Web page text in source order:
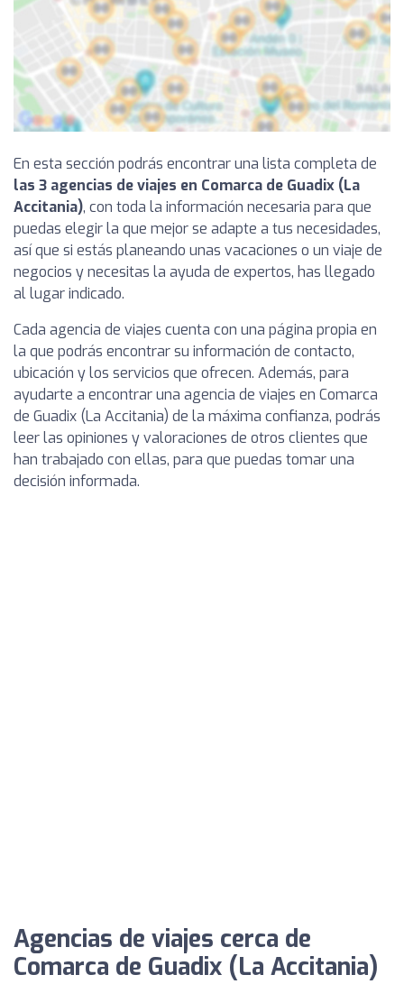
En esta sección podrás encontrar una lista completa de
las 3 agencias de viajes en Comarca de Guadix (La
Accitania), con toda la información necesaria para que
puedas elegir la que mejor se adapte a tus necesidades,
así que si estás planeando unas vacaciones o un viaje de
negocios y necesitas la ayuda de expertos, has llegado
al lugar indicado.
Cada agencia de viajes cuenta con una página propia en
la que podrás encontrar su información de contacto,
ubicación y los servicios que ofrecen. Además, para
ayudarte a encontrar una agencia de viajes en Comarca
de Guadix (La Accitania) de la máxima confianza, podrás
leer las opiniones y valoraciones de otros clientes que
han trabajado con ellas, para que puedas tomar una
decisión informada.
Agencias de viajes cerca de
Comarca de Guadix (La Accitania)